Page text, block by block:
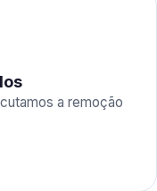
a remoção